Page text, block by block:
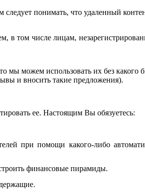
понимать, что удаленный
в том числе лицам,
мы можем использовать их без какого
и вносить такие предложения).
ее. Настоящим Вы обязуетесь:
при помощи какого-либо
финансовые пирамиды.